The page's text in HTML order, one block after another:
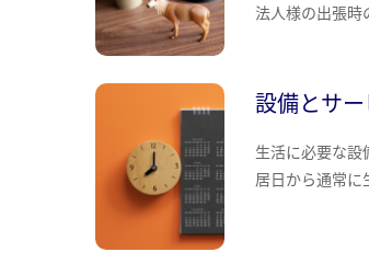
法人様の出張時
設備とサ
生活に必要な設
居日から通常に